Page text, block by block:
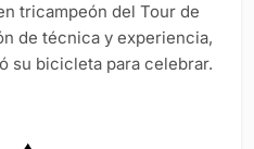
tricampeón del Tour de
de técnica y experiencia,
su bicicleta para celebrar.